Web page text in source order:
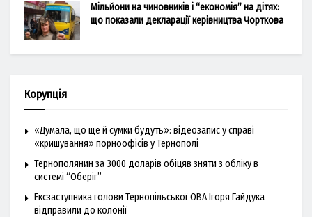
Мільйони на чиновників і “економія” на дітях:
що показали декларації керівництва Чорткова
Корупція
«Думала, що ще й сумки будуть»: відеозапис у справі
«кришування» порноофісів у Тернополі
Тернополянин за 3000 доларів обіцяв зняти з обліку в
системі “Оберіг”
Ексзаступника голови Тернопільської ОВА Ігоря Гайдука
відправили до колонії